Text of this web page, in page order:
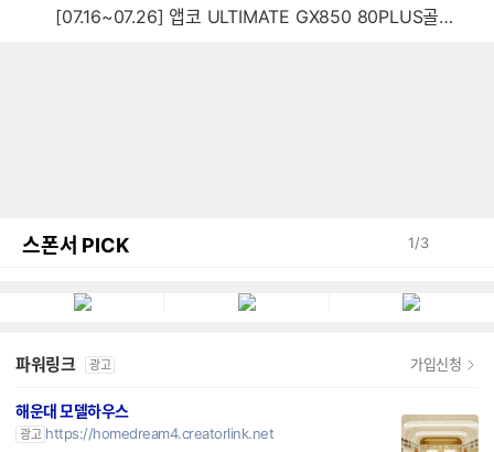
[07.16~07.26] 앱코 ULTIMATE GX850 80PLUS골드 풀모듈러 ATX3.0 블랙
스폰서 PICK 1/3
파워링크 광고 가입신청
해운대 모델하우스
광고 https://homedream4.creatorlink.net